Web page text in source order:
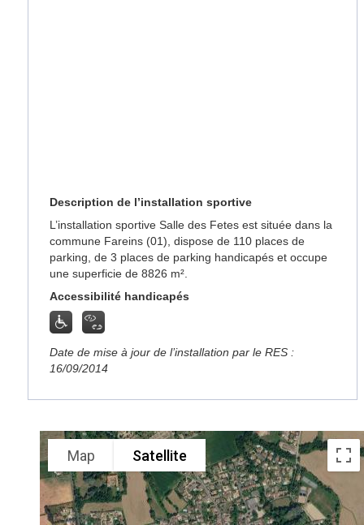
Description de l’installation sportive
L’installation sportive Salle des Fetes est située dans la
commune Fareins (01), dispose de 110 places de
parking, de 3 places de parking handicapés et occupe
une superficie de 8826 m².
Accessibilité handicapés
Date de mise à jour de l’installation par le RES :
16/09/2014
Map Satellite